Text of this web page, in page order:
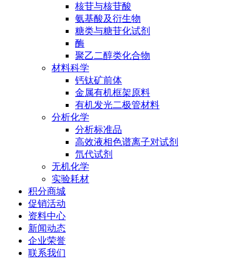
核苷与核苷酸
氨基酸及衍生物
糖类与糖苷化试剂
酶
聚乙二醇类化合物
材料科学
钙钛矿前体
金属有机框架原料
有机发光二极管材料
分析化学
分析标准品
高效液相色谱离子对试剂
氘代试剂
无机化学
实验耗材
积分商城
促销活动
资料中心
新闻动态
企业荣誉
联系我们